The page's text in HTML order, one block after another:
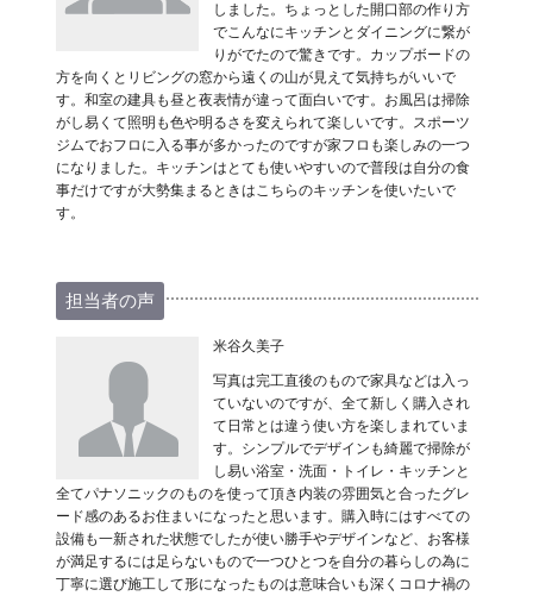
しました。ちょっとした開口部の作り方
でこんなにキッチンとダイニングに繋が
りがでたので驚きです。カップボードの
方を向くとリビングの窓から遠くの山が見えて気持ちがいいで
す。和室の建具も昼と夜表情が違って面白いです。お風呂は掃除
がし易くて照明も色や明るさを変えられて楽しいです。スポーツ
ジムでおフロに入る事が多かったのですが家フロも楽しみの一つ
になりました。キッチンはとても使いやすいので普段は自分の食
事だけですが大勢集まるときはこちらのキッチンを使いたいで
す。
担当者の声
米谷久美子
写真は完工直後のもので家具などは入っ
ていないのですが、全て新しく購入され
て日常とは違う使い方を楽しまれていま
す。シンプルでデザインも綺麗で掃除が
し易い浴室・洗面・トイレ・キッチンと
全てパナソニックのものを使って頂き内装の雰囲気と合ったグレ
ード感のあるお住まいになったと思います。購入時にはすべての
設備も一新された状態でしたが使い勝手やデザインなど、お客様
が満足するには足らないもので一つひとつを自分の暮らしの為に
丁寧に選び施工して形になったものは意味合いも深くコロナ禍の